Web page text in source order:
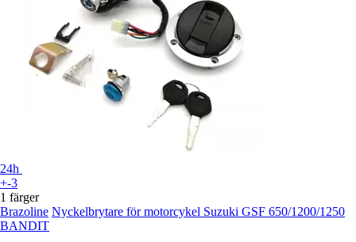
24h
+-3
1 färger
Brazoline Nyckelbrytare för motorcykel Suzuki GSF 650/1200/1250
BANDIT